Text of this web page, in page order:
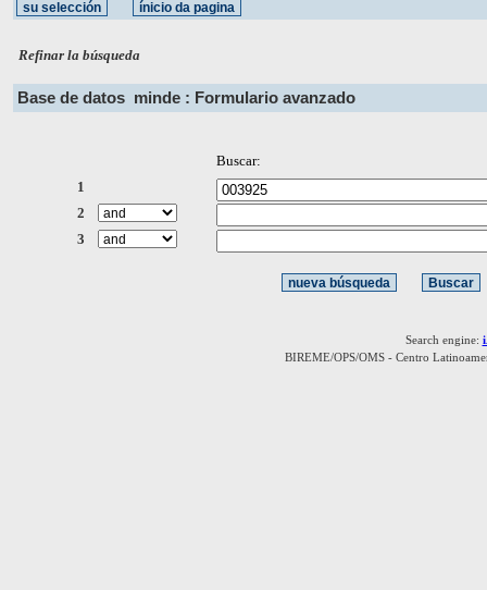
Refinar la búsqueda
Base de datos minde : Formulario avanzado
Buscar:
1
2
3
Search engine:
BIREME/OPS/OMS - Centro